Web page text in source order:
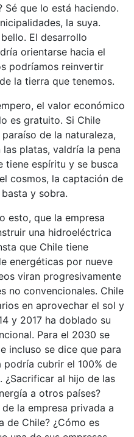
que lo está haciendo.
la suya.
El desarrollo
orientarse hacia el
podríamos reinvertir
la tierra que tenemos.
el valor económico
es gratuito. Si Chile
de la naturaleza,
platas, valdría la pena
tiene espíritu y se busca
cosmos, la captación de
y sobra.
esto, que la empresa
una hidroeléctrica
que Chile tiene
energéticas por nueve
viran progresivamente
no convencionales. Chile
en aprovechar el sol y
y 2017 ha doblado su
Para el 2030 se
incluso se dice que para
cubrir el 100% de
¿Sacrificar al hijo de las
a otros países?
la empresa privada a
de Chile? ¿Cómo es